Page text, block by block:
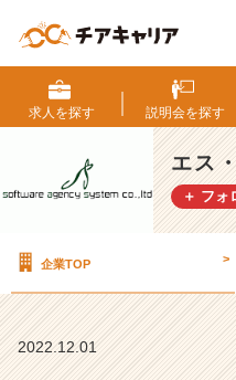
レ
ワ
ー
（2
0
8
求人を探す 説明会を探す
エス
＋ フォ
企業TOP >
2022.12.01